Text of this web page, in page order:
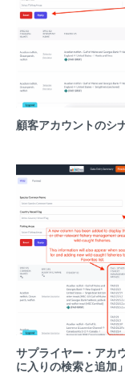
顧客アカウントのシ
サプライヤー・アカ
に入りの検索と追加